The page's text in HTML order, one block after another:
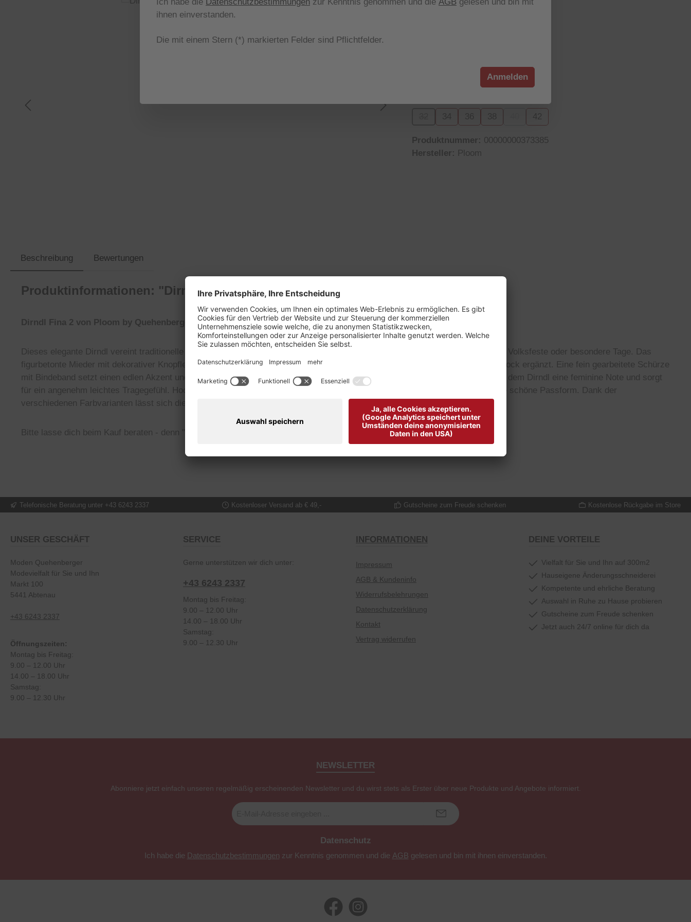
(Diese Option ist zurzeit nicht verfügbar.)
(Diese Option ist zurzeit nicht verfügbar.)(Diese Option ist zurzeit nicht verfügbar.)
42
Produktnummer: 00000000373385
Hersteller: Ploom
Beschreibung Bewertungen
Produktinformationen: "Dirndl Fina 2 von Ploom by Quehenberger"
Dirndl Fina 2 von Ploom by Quehenberger
Dieses elegante Dirndl vereint traditionelle Linien mit moderner Leichtigkeit und ist ein stilvoller Begleiter für festliche Anlässe, Volksfeste oder besondere Tage. Das
figurbetonte Mieder mit dekorativer Knopfleiste formt eine schöne Silhouette und wird harmonisch durch den weich fallenden Rock ergänzt. Eine fein gearbeitete Schürze
mit Bindeband setzt einen edlen Akzent und rundet das Gesamtbild klassisch ab. Die zarte, transparente Spitzenbluse verleiht dem Dirndl eine feminine Note und sorgt
für ein angenehm leichtes Tragegefühl. Hochwertige Materialien und eine sorgfältige Verarbeitung garantieren Komfort und eine schöne Passform. Dank der
verschiedenen Farbvarianten lässt sich dieses Dirndl individuell kombinieren und passt sich jedem Stil mühelos an.
Bitte lasse dich beim Kauf beraten - denn "a Dirndl muass passn´n".
Telefonische Beratung unter +43 6243 2337 Kostenloser Versand ab € 49,- Gutscheine zum Freude schenken Kostenlose Rückgabe im Store
SERVICE
Gerne unterstützen wir dich unter:
+43 6243 2337
Montag bis Freitag:
9.00 – 12.00 Uhr
14.00 – 18.00 Uhr
Samstag:
9.00 – 12.30 Uhr
INFORMATIONEN
Impressum
AGB & Kundeninfo
Widerrufsbelehrungen
Datenschutzerklärung
Kontakt
Vertrag widerrufen
UNSER GESCHÄFT
Moden Quehenberger
Modevielfalt für Sie und Ihn
Markt 100
5441 Abtenau
+43 6243 2337
Öffnungszeiten:
Montag bis Freitag:
9.00 – 12.00 Uhr
14.00 – 18.00 Uhr
Samstag:
9.00 – 12.30 Uhr
DEINE VORTEILE
Vielfalt für Sie und Ihn auf 300m2
Hauseigene Änderungsschneiderei
Kompetente und ehrliche Beratung
Auswahl in Ruhe zu Hause probieren
Gutscheine zum Freude schenken
Jetzt auch 24/7 online für dich da
NEWSLETTER
Abonniere jetzt einfach unseren regelmäßig erscheinenden Newsletter und du wirst stets als Erster über neue Produkte und Angebote informiert.
E-
Mail-
Datenschutz
Ich habe die Datenschutzbestimmungen zur Kenntnis genommen und die AGB gelesen und bin mit ihnen einverstanden.
Facebook Instagram
ihnen einverstanden.
Die mit einem Stern (*) markierten Felder sind Pflichtfelder.
Anmelden